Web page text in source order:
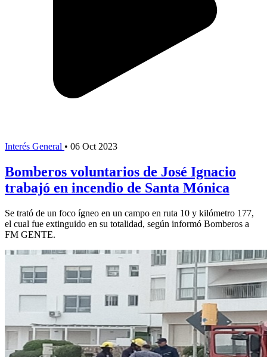
Interés General • 06 Oct 2023
Bomberos voluntarios de José Ignacio
trabajó en incendio de Santa Mónica
Se trató de un foco ígneo en un campo en ruta 10 y kilómetro 177,
el cual fue extinguido en su totalidad, según informó Bomberos a
FM GENTE.